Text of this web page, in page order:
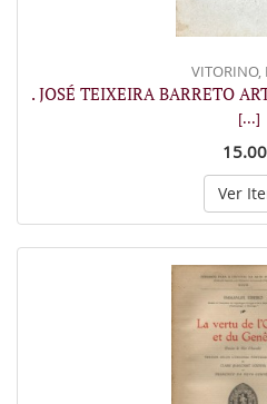
VITORINO,
. JOSÉ TEIXEIRA BARRETO
[...]
Ver